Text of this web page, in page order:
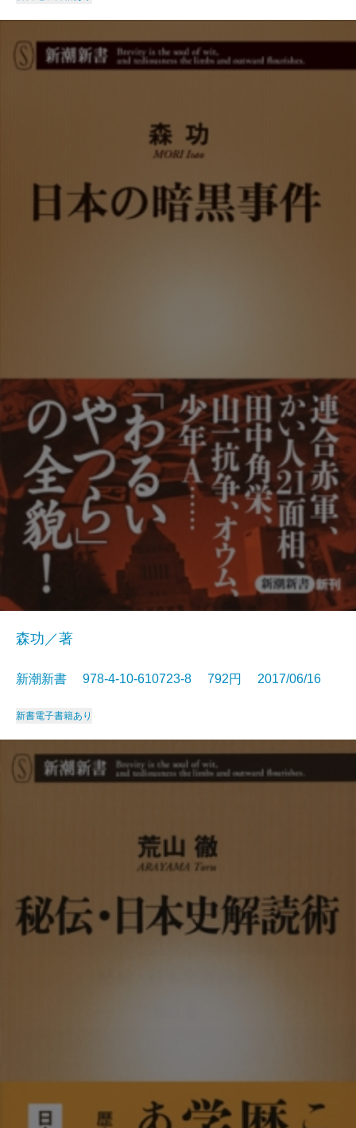
森功／著
新潮新書 978-4-10-610723-8 792円 2017/06/16
新書電子書籍あり